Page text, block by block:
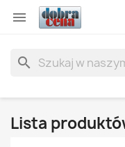

search
Lista